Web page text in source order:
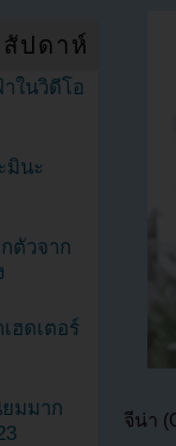
จีน่า
ปดาห์
ในวิดีโอ
มินะ
ตัวจาก
ฮดเตอร์
มมาก